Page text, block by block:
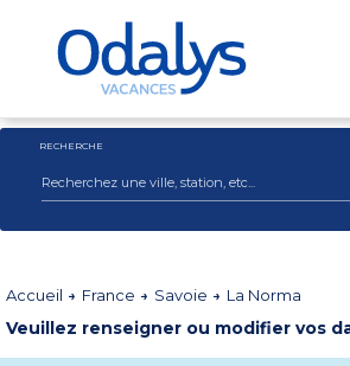
RECHERCHE
Accueil France Savoie La Norma
Veuillez renseigner ou modifier vos